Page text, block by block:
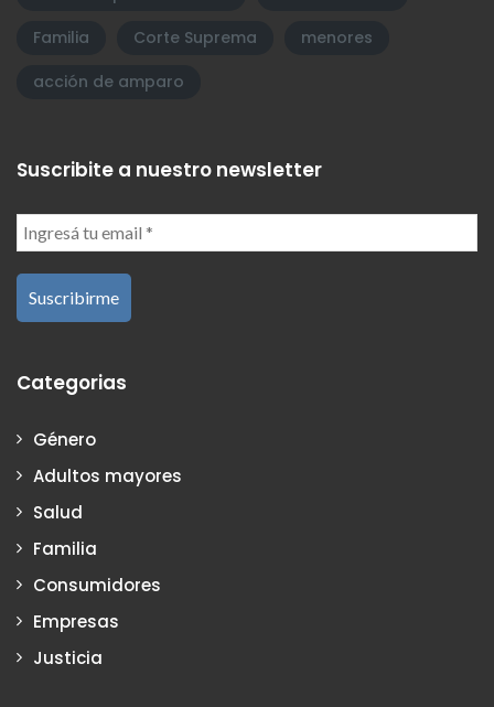
Familia
Corte Suprema
menores
acción de amparo
Suscribite a nuestro newsletter
Categorias
Género
Adultos mayores
Salud
Familia
Consumidores
Empresas
Justicia